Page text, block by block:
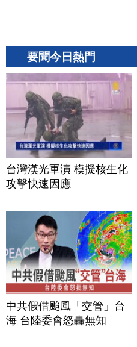
要聞今日熱門
台灣漢光軍演 模擬核生化
攻擊快速因應
中共假借颱風「交管」台
海 台陸委會怒轟無知